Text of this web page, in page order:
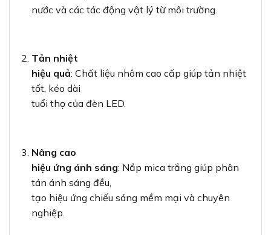
nước và các tác động vật lý từ môi trường.
Tản nhiệt
hiệu quả: Chất liệu nhôm cao cấp giúp tản nhiệt
tốt, kéo dài
tuổi thọ của đèn LED.
Nâng cao
hiệu ứng ánh sáng: Nắp mica trắng giúp phân
tán ánh sáng đều,
tạo hiệu ứng chiếu sáng mềm mại và chuyên
nghiệp.